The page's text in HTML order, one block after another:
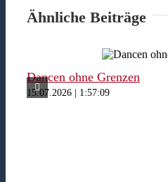
Ähnliche Beiträge
Dancen ohne Grenzen
15.07.2026 | 1:57:09